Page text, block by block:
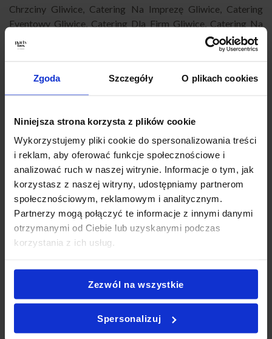
Zgoda Szczegóły O plikach cookies
Niniejsza strona korzysta z plików cookie
Wykorzystujemy pliki cookie do spersonalizowania treści
i reklam, aby oferować funkcje społecznościowe i
analizować ruch w naszej witrynie. Informacje o tym, jak
korzystasz z naszej witryny, udostępniamy partnerom
społecznościowym, reklamowym i analitycznym.
Partnerzy mogą połączyć te informacje z innymi danymi
otrzymanymi od Ciebie lub uzyskanymi podczas
korzystania z ich usług.
Zezwól na wszystkie
Spersonalizuj
Chrzciny Gliwice Catering Na Imprezę Gliwice, Catering
Eventowy Gliwice Catering Dla Firm Gliwice, Catering Na
Finger Food Gliwice,Catering
Okolicznościowy Gliwice
Catering Na Baby Shower Gliwice
Catering na Karnawał Gliwice,Catering Na Wigilię Gliwice
Catering na Wielkanoc Gliwice
Gliwice,Catering na szkolenie Gliwice,Catering firmowy z
dowozem Gliwice ,Catering na przyjęcie Gliwice,Catering
imprezowy Gliwice,Catering na imprezy Gliwice,Partybox
Gliwice,Catering Gliwice impreza,Catering przekąski
Gliwice,Catering świąteczny Gliwice,Jedzenie impreza
firmowa Gliwice.
Jak zamówić PartyBox?